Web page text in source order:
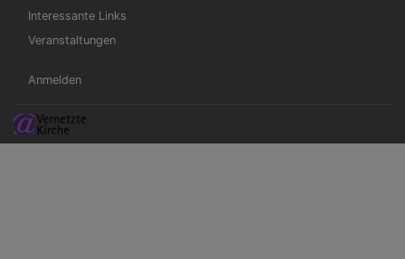
Interessante Links
Veranstaltungen
Benutzermenü
Anmelden